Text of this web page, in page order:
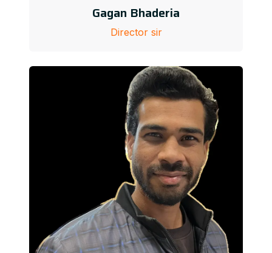
Gagan Bhaderia
Director sir